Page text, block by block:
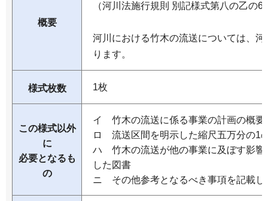
概要
（河川法施行規則 別記様式第八の乙の6
河川における竹木の流送については、
ります。
様式枚数 1枚
この様式以外
に
必要となるも
の
イ 竹木の流送に係る事業の計画の概要
ロ 流送区間を明示した縮尺五万分の1
ハ 竹木の流送が他の事業に及ぼす影響
した図書
ニ その他参考となるべき事項を記載し